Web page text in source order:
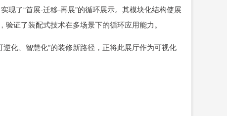
现了“首展-迁移-再展”的循环展示。其模块化结构使展
证了装配式技术在多场景下的循环应用能力。
化、智慧化”的装修新路径，正将此展厅作为可视化